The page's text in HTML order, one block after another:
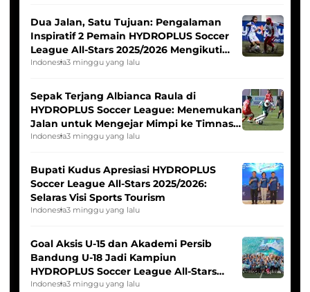
Dua Jalan, Satu Tujuan: Pengalaman
Inspiratif 2 Pemain HYDROPLUS Soccer
League All-Stars 2025/2026 Mengikuti
Seleksi Timnas Indonesia Putri
Indonesia3 minggu yang lalu
Sepak Terjang Albianca Raula di
HYDROPLUS Soccer League: Menemukan
Jalan untuk Mengejar Mimpi ke Timnas
Indonesia Putri
Indonesia3 minggu yang lalu
Bupati Kudus Apresiasi HYDROPLUS
Soccer League All-Stars 2025/2026:
Selaras Visi Sports Tourism
Indonesia3 minggu yang lalu
Goal Aksis U-15 dan Akademi Persib
Bandung U-18 Jadi Kampiun
HYDROPLUS Soccer League All-Stars
2025/2026
Indonesia3 minggu yang lalu